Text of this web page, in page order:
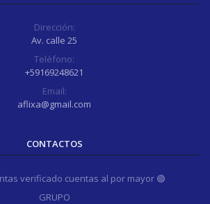
Dirección:
Av. calle 25
Teléfono:
+59169248621
Email:
aflixa@gmail.com
CONTACTOS
verificado cuentas al por mayor 🟢
GRUPO